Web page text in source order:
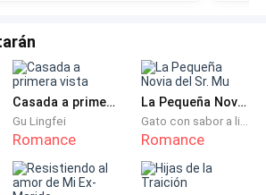
y pretendió escapar a las
la tomó por los cabellos y
a volver.
grito de dolor.
sin darme una explicación!
Casada a primera vista
Gu Lingfei
Romance
La Pequeña Novia del Sr. Mu
Romance